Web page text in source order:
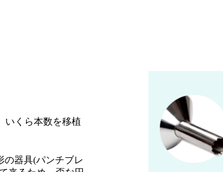
いくら本数を移植
の器具(パンチブレ